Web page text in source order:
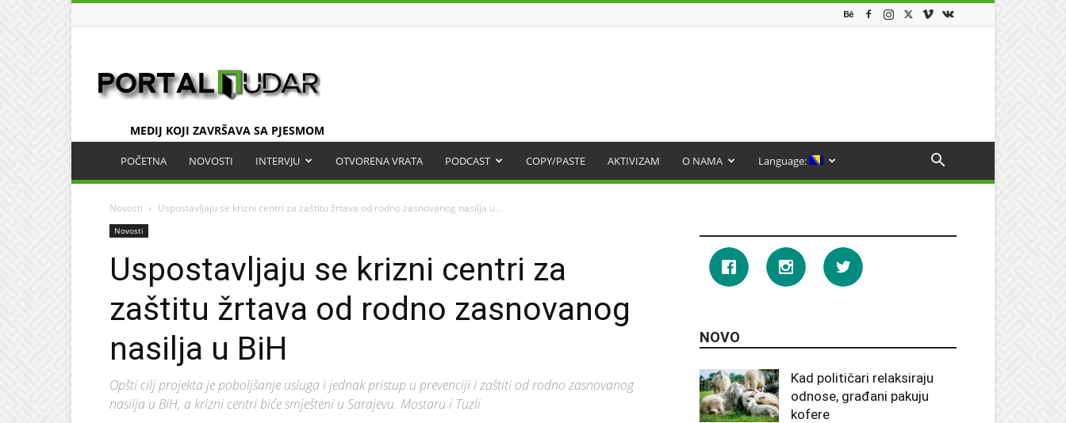
MEDIJ KOJI ZAVRŠAVA SA PJESMOM
POČETNA NOVOSTI INTERVJU OTVORENA VRATA PODCAST COPY/PASTE AKTIVIZAM O NAMA Language:
Novosti Uspostavljaju se krizni centri za zaštitu žrtava od rodno zasnovanog nasilja u...
Novosti
Uspostavljaju se krizni centri za
zaštitu žrtava od rodno zasnovanog
nasilja u BiH
Opšti cilj projekta je poboljšanje usluga i jednak pristup u prevenciji i zaštiti od rodno zasnovanog
nasilja u BiH, a krizni centri biće smješteni u Sarajevu. Mostaru i Tuzli
NOVO
Kad političari relaksiraju
odnose, građani pakuju
kofere